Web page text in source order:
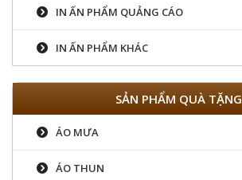
IN ẤN PHẨM QUẢNG CÁO
IN ẤN PHẨM KHÁC
SẢN PHẨM QUÀ TẶNG
ÁO MƯA
ÁO THUN